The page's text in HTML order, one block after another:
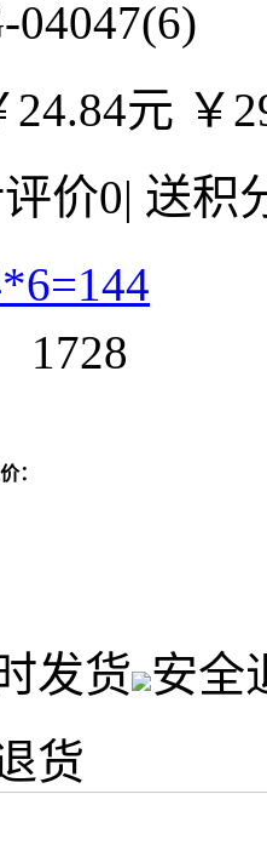
04047(6)
24.84元 ￥
价0| 送积
1728
：
发货 安全
货